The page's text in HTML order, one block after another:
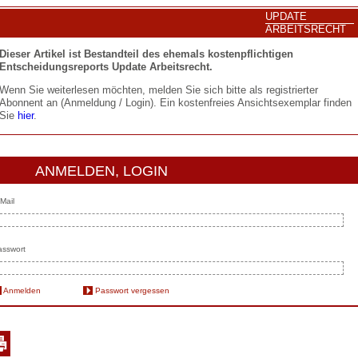
UPDATE
ARBEITSRECHT
Artikel ist Bestandteil des ehemals kostenpflichtigen
Update Arbeitsrecht.
Sie weiterlesen möchten, melden Sie sich bitte als registrierter
an (Anmeldung / Login). Ein kostenfreies Ansichtsexemplar finden
hier.
ANMELDEN, LOGIN
Anmelden Passwort vergessen